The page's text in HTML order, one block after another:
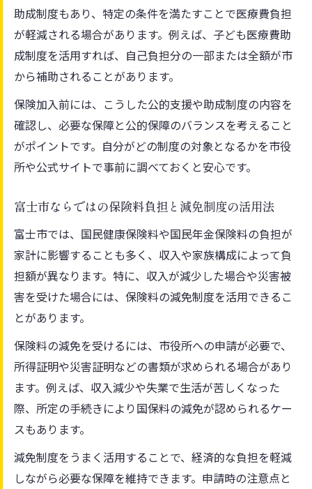
助成制度もあり、特定の条件を満たすことで医療費負担
が軽減される場合があります。例えば、子ども医療費助
成制度を活用すれば、自己負担分の一部または全額が市
から補助されることがあります。
保険加入前には、こうした公的支援や助成制度の内容を
確認し、必要な保障と公的保障のバランスを考えること
がポイントです。自分がどの制度の対象となるかを市役
所や公式サイトで事前に調べておくと安心です。
富士市ならではの保険料負担と減免制度の活用法
富士市では、国民健康保険料や国民年金保険料の負担が
家計に影響することも多く、収入や家族構成によって負
担額が異なります。特に、収入が減少した場合や災害被
害を受けた場合には、保険料の減免制度を活用できるこ
とがあります。
保険料の減免を受けるには、市役所への申請が必要で、
所得証明や災害証明などの書類が求められる場合があり
ます。例えば、収入減少や失業で生活が苦しくなった
際、所定の手続きにより国保料の減免が認められるケー
スもあります。
減免制度をうまく活用することで、経済的な負担を軽減
しながら必要な保障を維持できます。申請時の注意点と